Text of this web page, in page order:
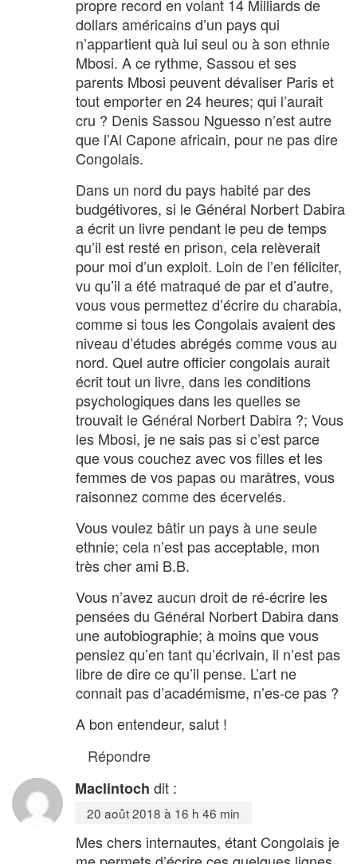
propre record en volant 14 Milliards de
dollars américains d’un pays qui
n’appartient quà lui seul ou à son ethnie
Mbosi. A ce rythme, Sassou et ses
parents Mbosi peuvent dévaliser Paris et
tout emporter en 24 heures; qui l’aurait
cru ? Denis Sassou Nguesso n’est autre
que l’Al Capone africain, pour ne pas dire
Congolais.
Dans un nord du pays habité par des
budgétivores, si le Général Norbert Dabira
a écrit un livre pendant le peu de temps
qu’il est resté en prison, cela relèverait
pour moi d’un exploit. Loin de l’en féliciter,
vu qu’il a été matraqué de par et d’autre,
vous vous permettez d’écrire du charabia,
comme si tous les Congolais avaient des
niveau d’études abrégés comme vous au
nord. Quel autre officier congolais aurait
écrit tout un livre, dans les conditions
psychologiques dans les quelles se
trouvait le Général Norbert Dabira ?; Vous
les Mbosi, je ne sais pas si c’est parce
que vous couchez avec vos filles et les
femmes de vos papas ou marâtres, vous
raisonnez comme des écervelés.
Vous voulez bâtir un pays à une seule
ethnie; cela n’est pas acceptable, mon
très cher ami B.B.
Vous n’avez aucun droit de ré-écrire les
pensées du Général Norbert Dabira dans
une autobiographie; à moins que vous
pensiez qu’en tant qu’écrivain, il n’est pas
libre de dire ce qu’il pense. L’art ne
connait pas d’académisme, n’es-ce pas ?
A bon entendeur, salut !
Répondre
Maclintoch dit :
20 août 2018 à 16 h 46 min
Mes chers internautes, étant Congolais je